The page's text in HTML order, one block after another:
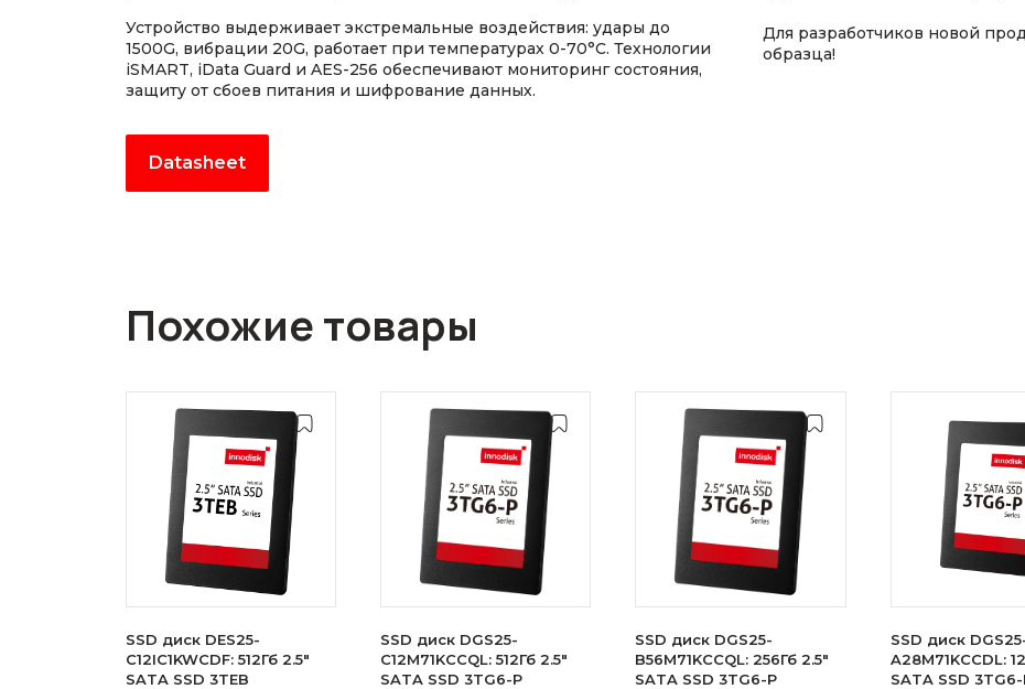
Устройство выдерживает экстремальные воздействия: удары до
1500G, вибрации 20G, работает при температурах 0-70°C. Технологии
iSMART, iData Guard и AES-256 обеспечивают мониторинг состояния,
защиту от сбоев питания и шифрование данных.
Datasheet
Для разработчиков новой
образца!
Похожие товары
SSD диск DES25-
C12IC1KWCDF: 512Гб 2.5"
SATA SSD 3TEB
SSD диск DGS25-
C12M71KCCQL: 512Гб 2.5"
SATA SSD 3TG6-P
SSD диск DGS25-
B56M71KCCQL: 256Гб 2.5"
SATA SSD 3TG6-P
SSD диск
A28M71KCCDL:
SATA SSD 3TG6-